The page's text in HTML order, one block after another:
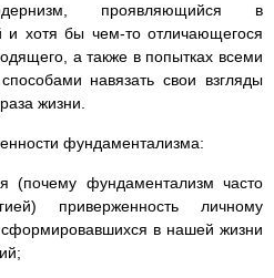
проявляющийся в
и хотя бы чем-то отличающегося
а также в попытках всеми
навязать свои взгляды
жизни.
фундаментализма:
(почему фундаментализм часто
приверженность личному
в нашей жизни